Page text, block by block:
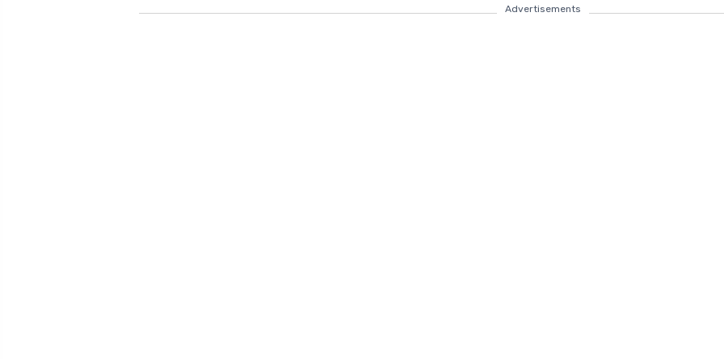
Advertisements